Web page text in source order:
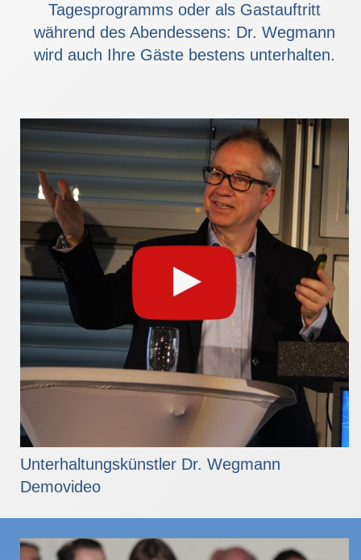
Tagesprogramms oder als Gastauftritt
während des Abendessens: Dr. Wegmann
wird auch Ihre Gäste bestens unterhalten.
Unterhaltungskünstler Dr. Wegmann
Demovideo